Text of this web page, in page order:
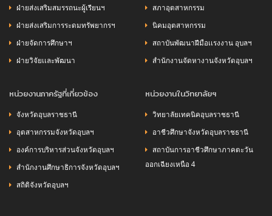
ฝ่ายส่งเสริมสมรรถนะผู้เรียนฯ
ฝ่ายส่งเสริมการระดมทรัพยากรฯ
ฝ่ายจัดการศึกษาฯ
ฝ่ายวิจัยเเละพัฒนา
สภาอุตสาหกรรม
นิคมอุตสาหกรรม
สถาบันพัฒนาฝีมือเเรงงาน อุบลฯ
สำนักงานจัดหางานจังหวัดอุบลฯ
หน่วยงานภาครัฐที่เกี่ยวข้อง
จังหวัดอุบลราชธานี
อุตสาหกรรมจังหวัดอุบลฯ
องค์การบริหารส่วนจังหวัดอุบลฯ
สำนักงานศึกษาธิการจังหวัดอุบลฯ
สถิติจังหวัดอุบลฯ
หน่วยงานในวิทยาลัยฯ
วิทยาลัยเทคนิคอุบลราชธานี
อาชีวศึกษาจังหวัดอุบลราชธานี
สถาบันการอาชีวศึกษาภาคตะวัน
ออกเฉียงเหนือ 4